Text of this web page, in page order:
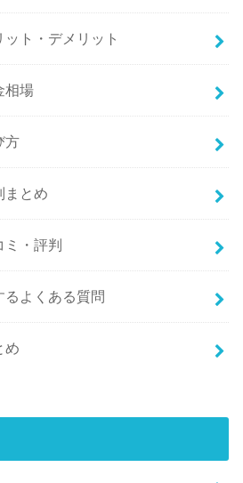
ト・デメリット
相場
方
まとめ
ミ・評判
るよくある質問
め